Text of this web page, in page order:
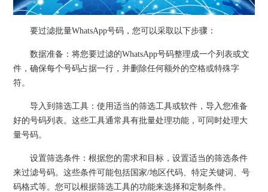
要过滤批量WhatsApp号码，您可以采取以下步骤：
数据准备：将您要过滤的WhatsApp号码整理成一个列表或文
件，确保每个号码占据一行，并删除任何额外的空格或特殊字
符。
导入到筛选工具：使用适当的筛选工具或软件，导入您准备
好的号码列表。这些工具通常具有批量处理功能，可同时处理大
量号码。
设置筛选条件：根据您的需求和目标，设置适当的筛选条件
来过滤号码。这些条件可能包括国家/地区代码、特定关键词、号
码格式等。您可以根据筛选工具的功能来选择和定制条件。